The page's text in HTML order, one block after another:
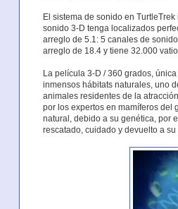
El sistema de sonido en
sonido 3-D tenga localizados
arreglo de 5.1: 5 canales de
arreglo de 18.4 y tiene 32.000
La película 3-D / 360 grados,
inmensos hábitats naturales, uno
animales residentes de la
por los expertos en mamíferos del
natural, debido a su genética, por
rescatado, cuidado y devuelto a